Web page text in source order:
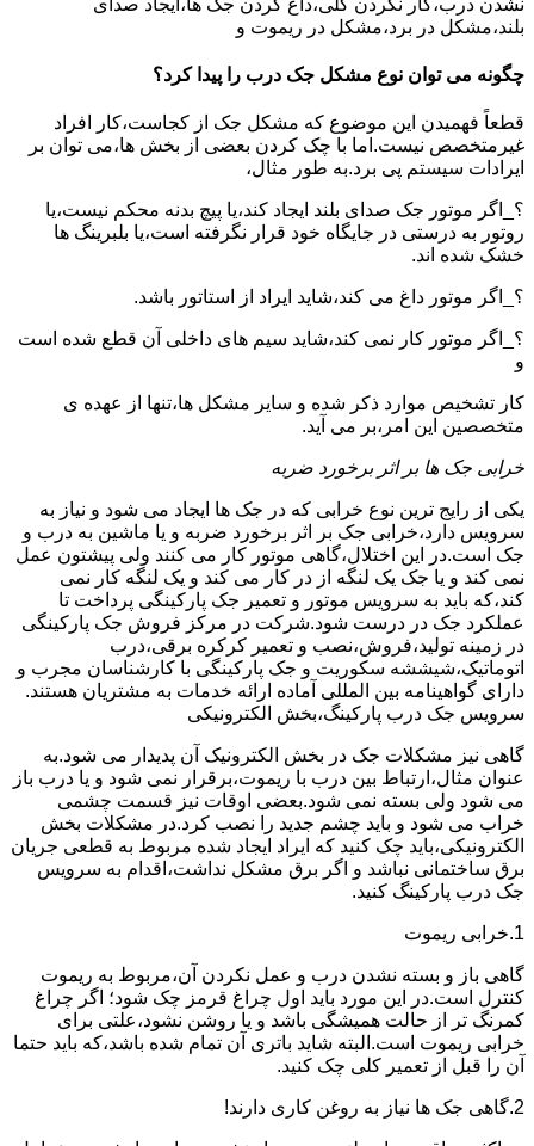
بلند،مشکل در برد،مشکل در ریموت و
چگونه می توان نوع مشکل جک درب را پیدا کرد؟
قطعاً فهمیدن این موضوع که مشکل جک از کجاست،کار افراد
غیرمتخصص نیست.اما با چک کردن بعضی از بخش ها،می توان بر
ایرادات سیستم پی برد.به طور مثال،
؟_اگر موتور جک صدای بلند ایجاد کند،یا پیچ بدنه محکم نیست،یا
روتور به درستی در جایگاه خود قرار نگرفته است،یا بلبرینگ ها
خشک شده اند.
؟_اگر موتور داغ می کند،شاید ایراد از استاتور باشد.
؟_اگر موتور کار نمی کند،شاید سیم های داخلی آن قطع شده است
و
کار تشخیص موارد ذکر شده و سایر مشکل ها،تنها از عهده ی
متخصصین این امر،بر می آید.
خرابی جک ها بر اثر برخورد ضربه
یکی از رایج ترین نوع خرابی که در جک ها ایجاد می شود و نیاز به
سرویس دارد،خرابی جک بر اثر برخورد ضربه و یا ماشین به درب و
جک است.در این اختلال،گاهی موتور کار می کنند ولی پیشتون عمل
نمی کند و یا جک یک لنگه از در کار می کند و یک لنگه کار نمی
کند،که باید به سرویس موتور و تعمیر جک پارکینگی پرداخت تا
عملکرد جک در درست شود.شرکت در مرکز فروش جک پارکینگی
در زمینه تولید،فروش،نصب و تعمیر کرکره برقی،درب
اتوماتیک،شیششه سکوریت و جک پارکینگی با کارشناسان مجرب و
دارای گواهینامه بین المللی آماده ارائه خدمات به مشتریان هستند.
سرویس جک درب پارکینگ،بخش الکترونیکی
گاهی نیز مشکلات جک در بخش الکترونیک آن پدیدار می شود.به
عنوان مثال،ارتباط بین درب با ریموت،برقرار نمی شود و یا درب باز
می شود ولی بسته نمی شود.بعضی اوقات نیز قسمت چشمی
خراب می شود و باید چشم جدید را نصب کرد.در مشکلات بخش
الکترونیکی،باید چک کنید که ایراد ایجاد شده مربوط به قطعی جریان
برق ساختمانی نباشد و اگر برق مشکل نداشت،اقدام به سرویس
جک درب پارکینگ کنید.
1.خرابی ریموت
گاهی باز و بسته نشدن درب و عمل نکردن آن،مربوط به ریموت
کنترل است.در این مورد باید اول چراغ قرمز چک شود؛ اگر چراغ
کمرنگ تر از حالت همیشگی باشد و یا روشن نشود،علتی برای
خرابی ریموت است.البته شاید باتری آن تمام شده باشد،که باید حتما
آن را قبل از تعمیر کلی چک کنید.
2.گاهی جک ها نیاز به روغن کاری دارند!